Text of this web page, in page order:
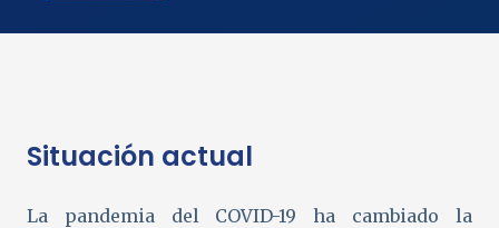
Situación actual
La pandemia del COVID-19 ha cambiado la